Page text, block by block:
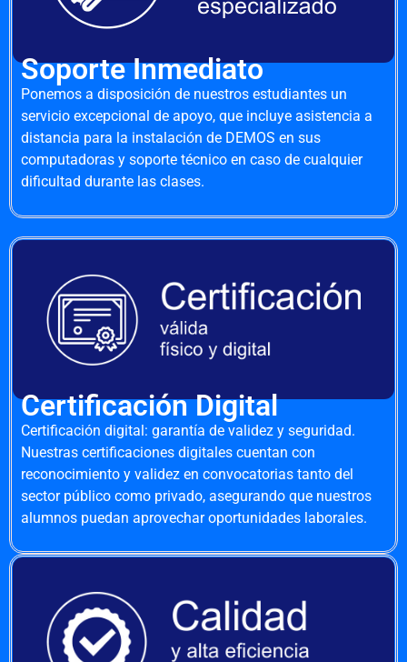
Soporte Inmediato
Ponemos a disposición de nuestros estudiantes un
servicio excepcional de apoyo, que incluye asistencia a
distancia para la instalación de DEMOS en sus
computadoras y soporte técnico en caso de cualquier
dificultad durante las clases.
Certificación Digital
Certificación digital: garantía de validez y seguridad.
Nuestras certificaciones digitales cuentan con
reconocimiento y validez en convocatorias tanto del
sector público como privado, asegurando que nuestros
alumnos puedan aprovechar oportunidades laborales.